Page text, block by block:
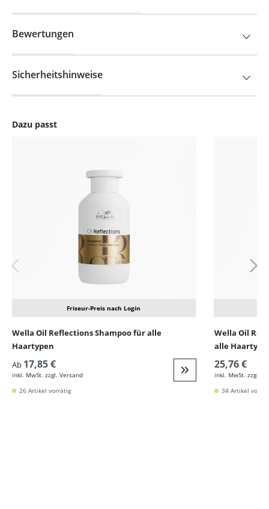
Dazu passt
Friseur-Preis nach Login
Wella Oil Reflections Shampoo für alle
Haartypen
Ab 17,85 €
inkl. MwSt. zzgl. Versand Weiter zur Detail
26 Artikel vorrätig
Wella Oil
alle
25,76 €
inkl. MwSt. zzgl.
34 Artikel
Bewertungen
Sicherheitshinweise